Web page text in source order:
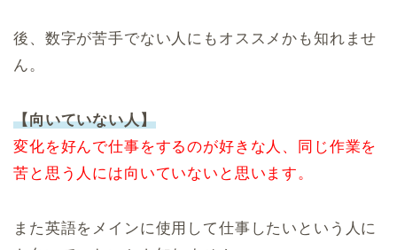
後、数字が苦手でない人にもオススメかも知れませ
ん。
【向いていない人】
変化を好んで仕事をするのが好きな人、同じ作業を
苦と思う人には向いていないと思います。
また英語をメインに使用して仕事したいという人に